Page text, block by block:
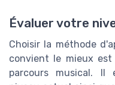
Évaluer votre
Choisir la méthode
convient le mieux
parcours musical. Il